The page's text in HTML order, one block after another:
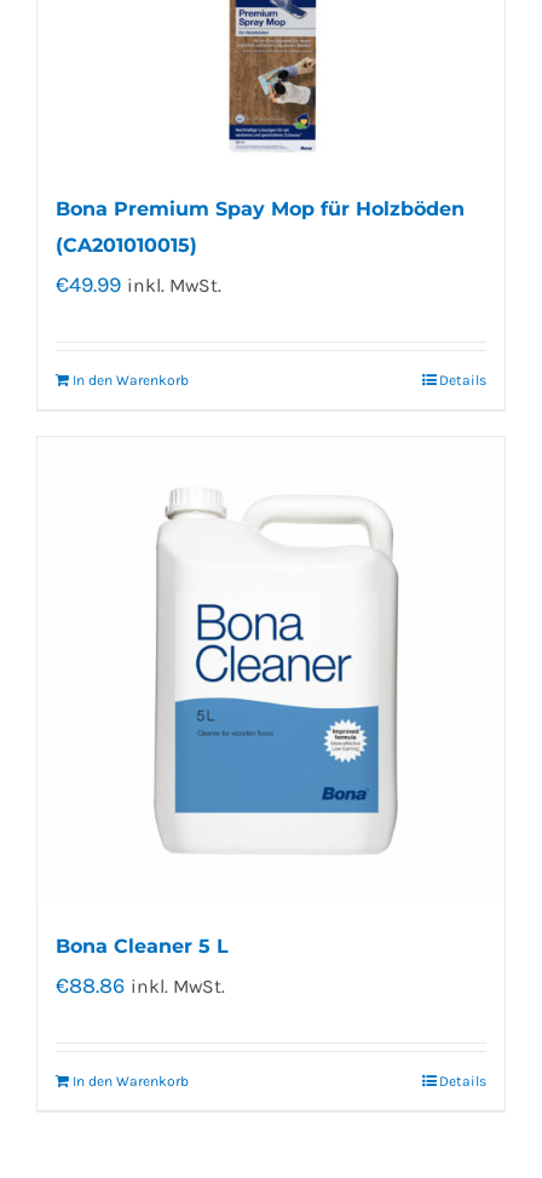
Bona Premium Spay Mop für Holzböden
(CA201010015)
€49.99 inkl. MwSt.
In den Warenkorb Details
Bona Cleaner 5 L
€88.86 inkl. MwSt.
In den Warenkorb Details